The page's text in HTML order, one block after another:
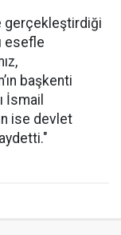
gerçekleştirdiği
esefle
başkenti
İsmail
ise devlet